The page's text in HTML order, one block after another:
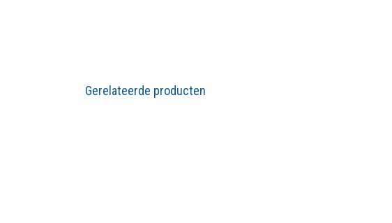
Gerelateerde producten